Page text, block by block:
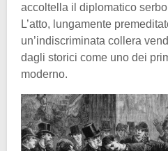
accoltella il diplomatico
L’atto, lungamente
un’indiscriminata collera
dagli storici come uno dei
moderno.